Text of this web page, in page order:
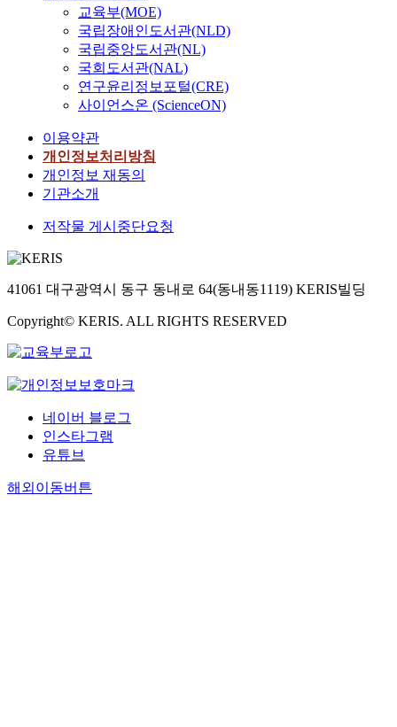
교육부(MOE)
국립장애인도서관(NLD)
국립중앙도서관(NL)
국회도서관(NAL)
연구윤리정보포털(CRE)
사이언스온 (ScienceON)
이용약관
개인정보처리방침
개인정보 재동의
기관소개
저작물 게시중단요청
41061 대구광역시 동구 동내로 64(동내동1119) KERIS빌딩
Copyright© KERIS. ALL RIGHTS RESERVED
네이버 블로그
인스타그램
유튜브
해외이동버튼